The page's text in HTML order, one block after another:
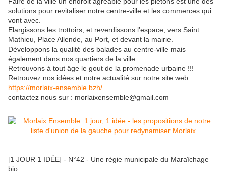
solutions pour revitaliser notre centre-ville et les commerces qui
vont avec.
Elargissons les trottoirs, et reverdissons l’espace, vers Saint
Mathieu, Place Allende, au Port, et devant la mairie.
Développons la qualité des balades au centre-ville mais
également dans nos quartiers de la ville.
Retrouvons à tout âge le gout de la promenade urbaine !!!
Retrouvez nos idées et notre actualité sur notre site web :
https://morlaix-ensemble.bzh/
contactez nous sur : morlaixensemble@gmail.com
[1 JOUR 1 IDÉE] - N°42 - Une régie municipale du Maraîchage
bio